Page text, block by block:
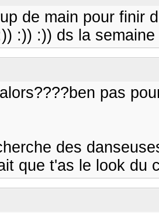
de main pour finir
:)) :)) ds la
pas
des
que t'as le look du